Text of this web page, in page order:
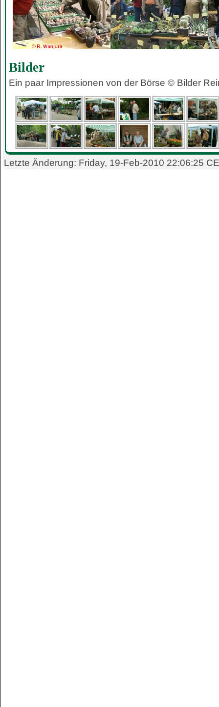
Bilder
Ein paar Impressionen von der Börse © Bilder
Letzte Änderung: Friday, 19-Feb-2010 22:06:25